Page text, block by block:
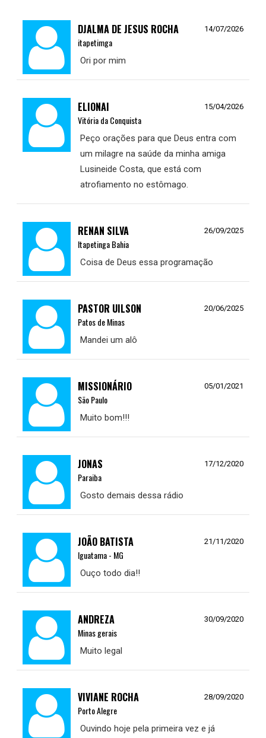
DJALMA DE JESUS ROCHA 14/07/2026
itapetimga
Ori por mim
ELIONAI 15/04/2026
Vitória da Conquista
Peço orações para que Deus entra com
um milagre na saúde da minha amiga
Lusineide Costa, que está com
atrofiamento no estômago.
RENAN SILVA 26/09/2025
Itapetinga Bahia
Coisa de Deus essa programação
PASTOR UILSON 20/06/2025
Patos de Minas
Mandei um alô
MISSIONÁRIO 05/01/2021
São Paulo
Muito bom!!!
JONAS 17/12/2020
Paraiba
Gosto demais dessa rádio
JOÃO BATISTA 21/11/2020
Iguatama - MG
Ouço todo dia!!
ANDREZA 30/09/2020
Minas gerais
Muito legal
VIVIANE ROCHA 28/09/2020
Porto Alegre
Ouvindo hoje pela primeira vez e já